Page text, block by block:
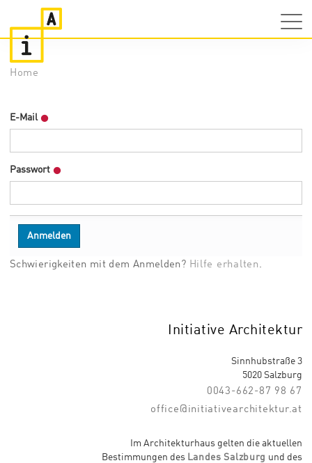
Home
E-Mail
Passwort
Schwierigkeiten mit dem Anmelden? Hilfe erhalten .
Initiative Architektur
Sinnhubstraße 3
5020 Salzburg
0043-662-87 98 67
office@initiativearchitektur.at
Im Architekturhaus gelten die aktuellen
Bestimmungen des Landes Salzburg und des